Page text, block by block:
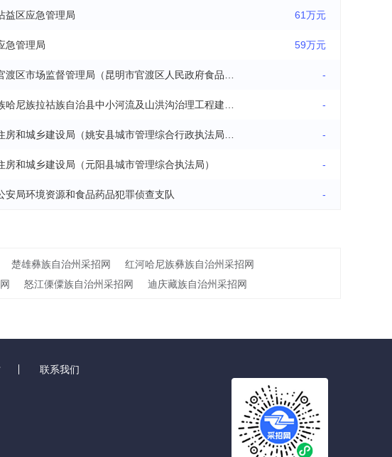
益区应急管理局 61万元
急管理局 59万元
昆明市官渡区市场监督管理局（昆明市官渡区人民政府食品安全委员会办公室） -
镇沅彝族哈尼族拉祜族自治县中小河流及山洪沟治理工程建设管理局 -
姚安县住房和城乡建设局（姚安县城市管理综合行政执法局、姚安县人民防空办公室） -
房和城乡建设局（元阳县城市管理综合执法局） -
安局环境资源和食品药品犯罪侦查支队 -
楚雄彝族自治州采招网
红河哈尼族彝族自治州采招网
怒江傈僳族自治州采招网 迪庆藏族自治州采招网
联系我们